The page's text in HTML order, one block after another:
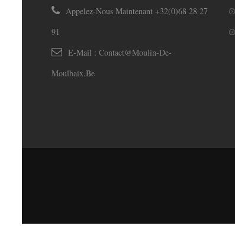
Appelez-Nous Maintenant +32(0)68 28 27
91
E-Mail : Contact@moulin-De-
Moulbaix.be